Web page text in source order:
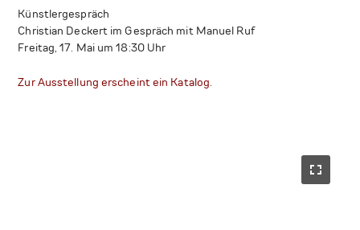
Künstlergespräch
Christian Deckert im Gespräch mit Manuel Ruf
Freitag, 17. Mai um 18:30 Uhr
Zur Ausstellung erscheint ein Katalog.